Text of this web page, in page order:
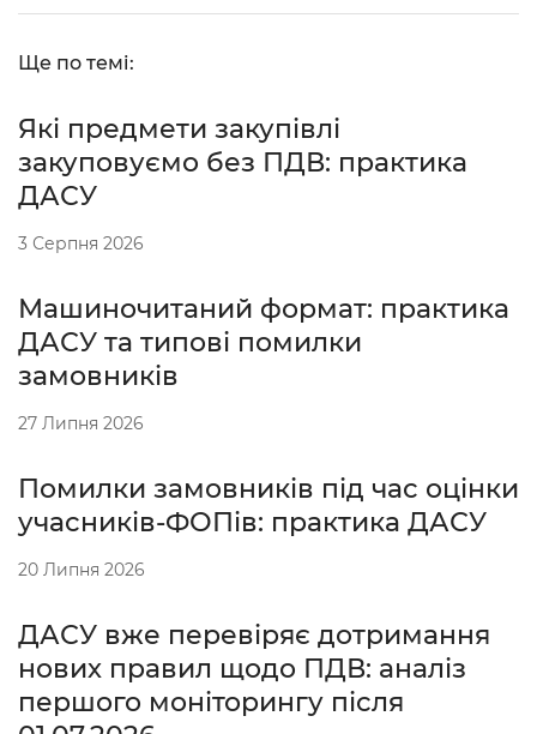
Ще по темі:
Які предмети закупівлі
закуповуємо без ПДВ: практика
ДАСУ
3 Серпня 2026
Машиночитаний формат: практика
ДАСУ та типові помилки
замовників
27 Липня 2026
Помилки замовників під час оцінки
учасників-ФОПів: практика ДАСУ
20 Липня 2026
ДАСУ вже перевіряє дотримання
нових правил щодо ПДВ: аналіз
першого моніторингу після